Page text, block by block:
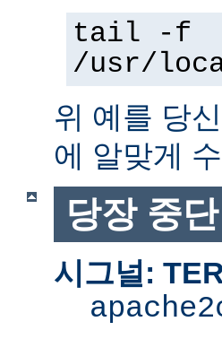
tail -f
/usr/
위 예를 당
에 알맞게
당장 중단
시그널: